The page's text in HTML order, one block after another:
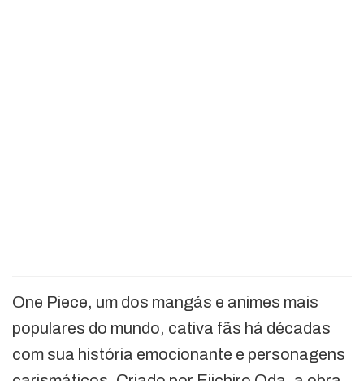
One Piece, um dos mangás e animes mais
populares do mundo, cativa fãs há décadas
com sua história emocionante e personagens